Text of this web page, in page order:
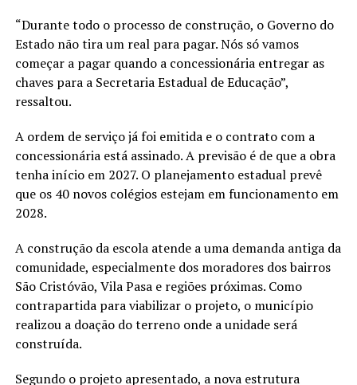
“Durante todo o processo de construção, o Governo do
Estado não tira um real para pagar. Nós só vamos
começar a pagar quando a concessionária entregar as
chaves para a Secretaria Estadual de Educação”,
ressaltou.
A ordem de serviço já foi emitida e o contrato com a
concessionária está assinado. A previsão é de que a obra
tenha início em 2027. O planejamento estadual prevê
que os 40 novos colégios estejam em funcionamento em
2028.
A construção da escola atende a uma demanda antiga da
comunidade, especialmente dos moradores dos bairros
São Cristóvão, Vila Pasa e regiões próximas. Como
contrapartida para viabilizar o projeto, o município
realizou a doação do terreno onde a unidade será
construída.
Segundo o projeto apresentado, a nova estrutura